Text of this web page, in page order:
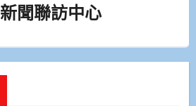
新聞聯訪中心